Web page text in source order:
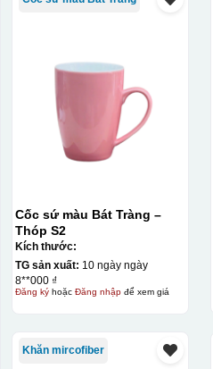
Cốc sứ màu Bát Tràng –
Thóp S2
Kích thước:
TG sản xuất: 10 ngày ngày
8**000 ₫
Đăng kýhoặc Đăng nhậpđể xem giá
Khăn mircofiber